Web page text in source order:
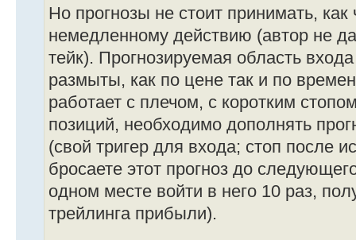
Но прогнозы не стоит принимать, как
немедленному действию (автор не
тейк). Прогнозируемая область
размыты, как по цене так и по
работает с плечом, с коротким
позиций, необходимо дополнять
(свой тригер для входа; стоп после
бросаете этот прогноз до
одном месте войти в него 10 раз,
трейлинга прибыли).